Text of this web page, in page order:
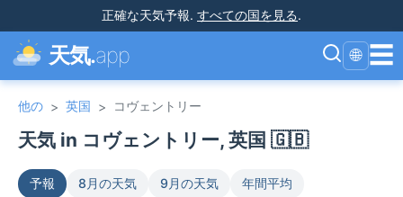
正確な天気予報. すべての国を見る.
天気.app 🌐 ☰
他の > 英国 > コヴェントリー
天気 in コヴェントリー, 英国 🇬🇧
予報 8月の天気 9月の天気
年間平均